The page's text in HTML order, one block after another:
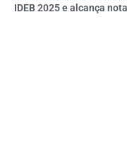
IDEB 2025 e alcança